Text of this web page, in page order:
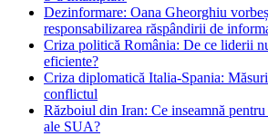
Dezinformare: Oana Gheorghiu
responsabilizarea răspândirii de
Criza politică România: De ce liderii
eficiente?
Criza diplomatică Italia-Spania:
conflictul
Războiul din Iran: Ce inseamnă
ale SUA?